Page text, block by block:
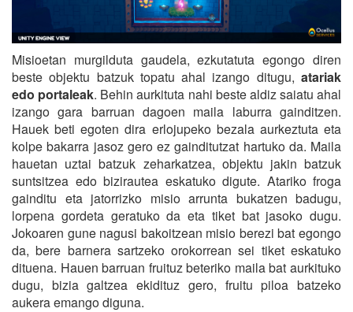
Misioetan murgilduta gaudela, ezkutatuta egongo diren
beste objektu batzuk topatu ahal izango ditugu, atariak
edo portaleak. Behin aurkituta nahi beste aldiz saiatu ahal
izango gara barruan dagoen maila laburra gainditzen.
Hauek beti egoten dira erlojupeko bezala aurkeztuta eta
kolpe bakarra jasoz gero ez gainditutzat hartuko da. Maila
hauetan uztai batzuk zeharkatzea, objektu jakin batzuk
suntsitzea edo bizirautea eskatuko digute. Atariko froga
gainditu eta jatorrizko misio arrunta bukatzen badugu,
lorpena gordeta geratuko da eta tiket bat jasoko dugu.
Jokoaren gune nagusi bakoitzean misio berezi bat egongo
da, bere barnera sartzeko orokorrean sei tiket eskatuko
dituena. Hauen barruan fruituz beteriko maila bat aurkituko
dugu, bizia galtzea ekidituz gero, fruitu piloa batzeko
aukera emango diguna.